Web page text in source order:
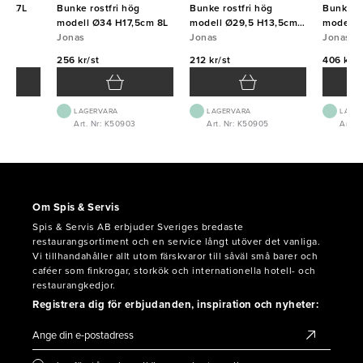
3,7L
Bunke rostfri hög
modell Ø34 H17,5cm 8L
Jonas
256 kr/st
LAGERVARA
Art. Nr: K50903
Bunke rostfri hög
modell Ø29,5 H13,5cm
5L
Jonas
212 kr/st
LAGERVARA
Art. Nr: K50905
Bunke
modell
Jonas
406 kr/
Art.
Om Spis & Servis
Spis & Servis AB erbjuder Sveriges bredaste
restaurangsortiment och en service långt utöver det vanliga.
Vi tillhandahåller allt utom färskvaror till såväl små barer och
caféer som finkrogar, storkök och internationella hotell- och
restaurangkedjor.
Registrera dig för erbjudanden, inspiration och nyheter: